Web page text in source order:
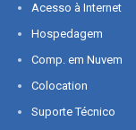
Acesso à Internet
Hospedagem
Comp. em Nuvem
Colocation
Suporte Técnico